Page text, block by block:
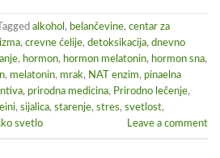
Tagged alkohol , belančevine, centar za
, crevne ćelije, detoksikacija, dnevno
, hormon, hormon melatonin, hormon sna,
, melatonin, mrak, NAT enzim, pinaelna
, prirodna medicina, Prirodno lečenje,
, sijalica, starenje, stres, svetlost,
svetlo Leave a comment